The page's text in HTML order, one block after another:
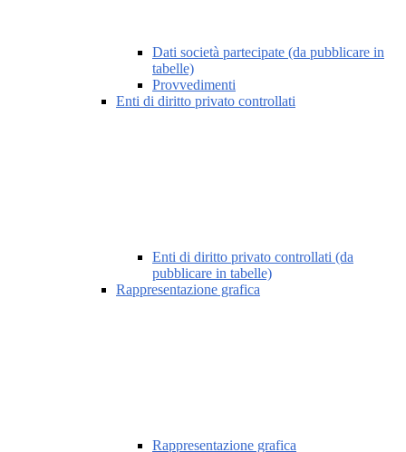
Dati società partecipate (da pubblicare in
tabelle)
Provvedimenti
Enti di diritto privato controllati
Enti di diritto privato controllati (da
pubblicare in tabelle)
Rappresentazione grafica
Rappresentazione grafica